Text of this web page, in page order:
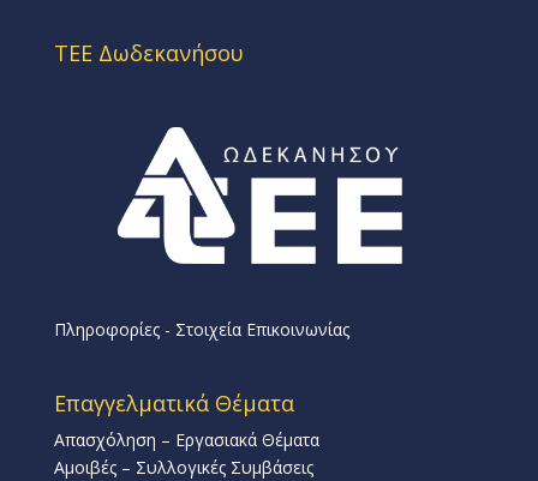
ΤΕΕ Δωδεκανήσου
Πληροφορίες - Στοιχεία Επικοινωνίας
Επαγγελματικά Θέματα
Απασχόληση – Εργασιακά Θέματα
Αμοιβές – Συλλογικές Συμβάσεις